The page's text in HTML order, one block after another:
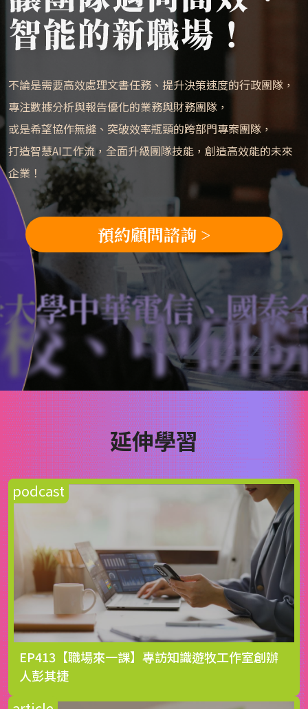
院、資
中華電信、國泰金
不論是需要高效處理文書任務、提升決策速度的行政團隊，
專注數據分析與報告優化的業務與財務團隊，
或是希望協作無縫、突破效率瓶頸的跨部門專案團隊，
打造智慧AI工作流，全面升級團隊技能，創造高效能的未來
企業！
預約顧問諮詢 >
延伸學習
EP413【職場來一課】專訪知識遊牧工作室創辦
人彭其捷